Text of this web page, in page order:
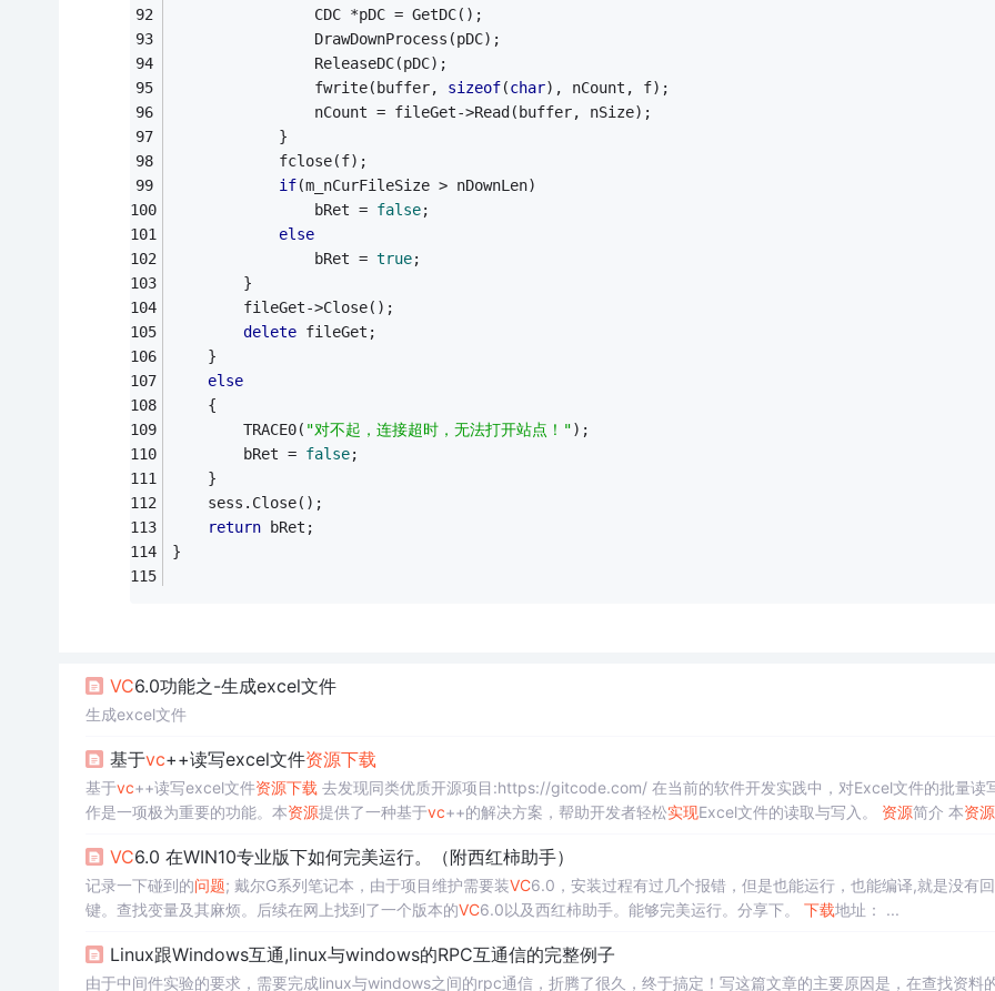
                CDC *pDC = GetDC();
                DrawDownProcess(pDC);
                ReleaseDC(pDC);
                fwrite(buffer,
sizeof(char), nCount, f);
                nCount = fileGet->Read(buffer, nSize);
            }
            fclose(f);
if(m_nCurFileSize > nDownLen)
                bRet =
false;
else
                bRet =
true;
        }
        fileGet->Close();
delete fileGet;
    }
else
    {
        TRACE0(
"对不起，连接超时，无法打开站点！");
        bRet =
false;
    }
    sess.Close();
return bRet;
}
VC6.0功能之-生成excel文件
生成excel文件
基于vc++读写excel文件资源下载
基于vc++读写excel文件资源下载 去发现同类优质开源项目:https://gitcode.com/ 在当前的软件开发实践中，对Excel文件的批量读
作是一项极为重要的功能。本资源提供了一种基于vc++的解决方案，帮助开发者轻松实现Excel文件的读取与写入。 资源简介 本资源
VC6.0 在WIN10专业版下如何完美运行。（附西红柿助手）
记录一下碰到的问题; 戴尔G系列笔记本，由于项目维护需要装VC6.0，安装过程有过几个报错，但是也能运行，也能编译,就是没有
键。查找变量及其麻烦。后续在网上找到了一个版本的VC6.0以及西红柿助手。能够完美运行。分享下。 下载地址：​​​​ ...
Linux跟Windows互通,linux与windows的RPC互通信的完整例子
由于中间件实验的要求，需要完成linux与windows之间的rpc通信，折腾了很久，终于搞定！写这篇文章的主要原因是，在查找资料